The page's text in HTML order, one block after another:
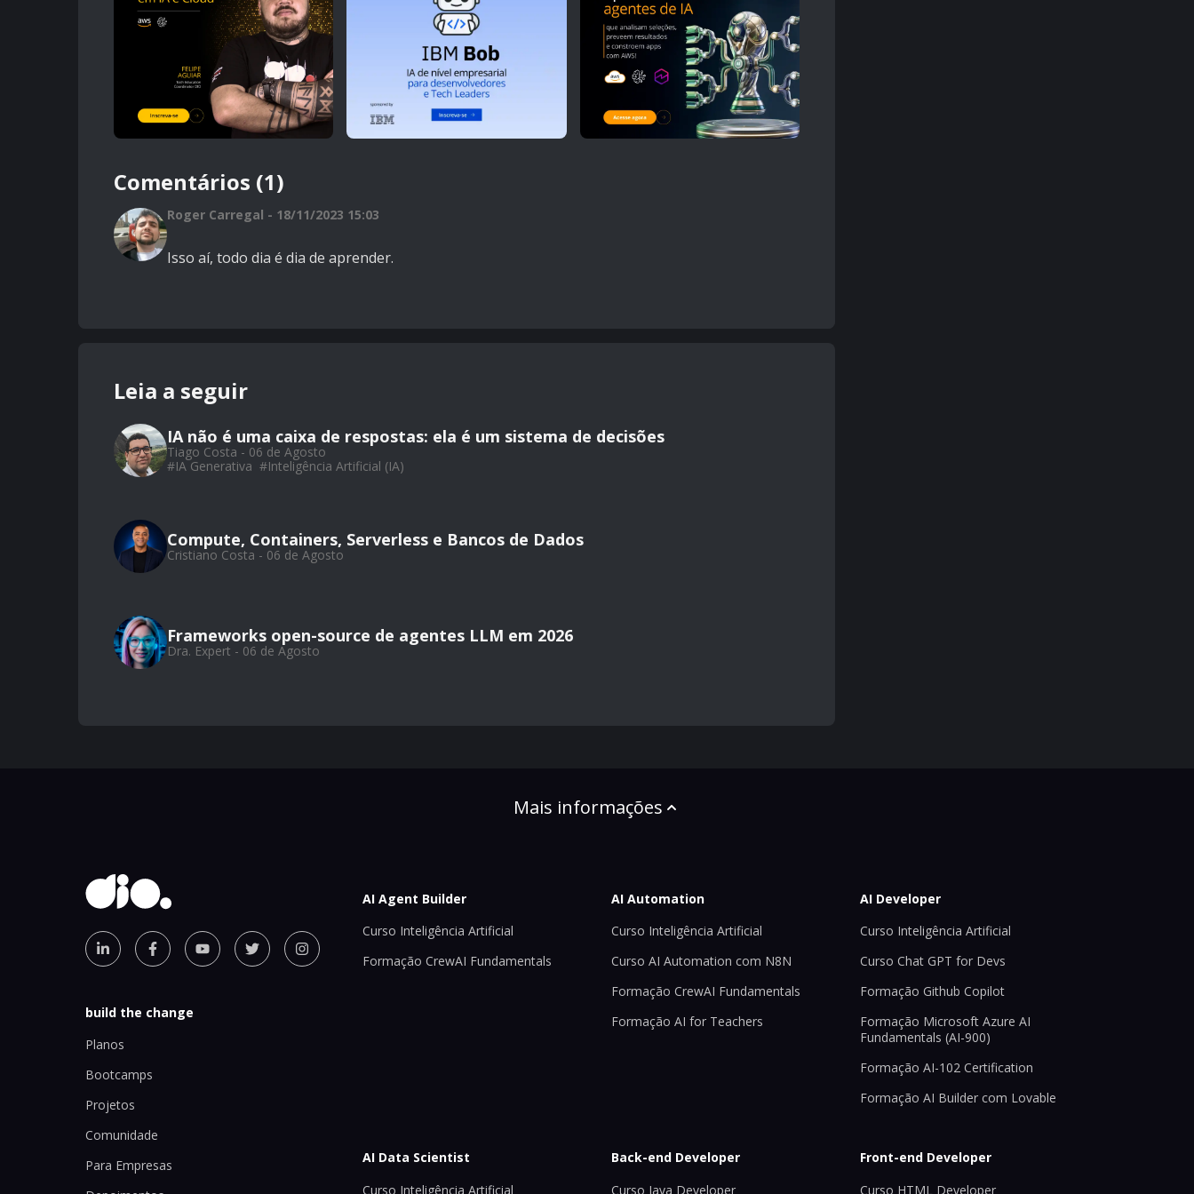
Comentários (1)
Roger Carregal - 18/11/2023 15:03
Isso aí, todo dia é dia de aprender.
Leia a seguir
IA não é uma caixa de respostas: ela é um sistema de decisões
Tiago Costa - 06 de Agosto
#IA Generativa #Inteligência Artificial (IA)
Compute, Containers, Serverless e Bancos de Dados
Cristiano Costa - 06 de Agosto
Frameworks open-source de agentes LLM em 2026
Dra. Expert - 06 de Agosto
Mais informações
build the change
Planos
Bootcamps
Projetos
Comunidade
Para Empresas
AI Agent Builder
Curso Inteligência Artificial
Formação CrewAI Fundamentals
AI Automation
Curso Inteligência Artificial
Curso AI Automation com N8N
Formação CrewAI Fundamentals
Formação AI for Teachers
AI Developer
Curso Inteligência Artificial
Curso Chat GPT for Devs
Formação Github Copilot
Formação Microsoft Azure AI
Fundamentals (AI-900)
Formação AI-102 Certification
Formação AI Builder com Lovable
AI Data Scientist
Curso Inteligência Artificial
Back-end Developer
Curso Java Developer
Front-end Developer
Curso HTML Developer